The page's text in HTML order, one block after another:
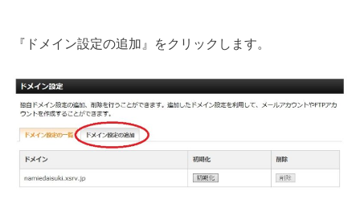
『ドメイン設定の追加』をクリックします。